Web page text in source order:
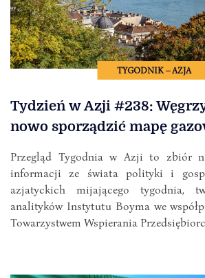
TYGODNIK – AZJA
Tydzień w Azji #238:
nowo sporządzić mapę
Przegląd Tygodnia w Azji to zbiór
informacji ze świata polityki i
azjatyckich mijającego tygodnia,
analityków Instytutu Boyma we
Towarzystwem Wspierania